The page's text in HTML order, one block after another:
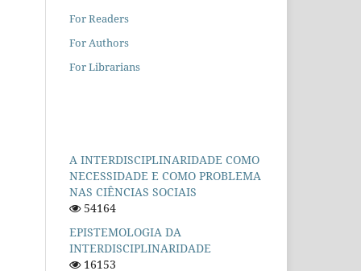
For Readers
For Authors
For Librarians
A INTERDISCIPLINARIDADE COMO
NECESSIDADE E COMO PROBLEMA
NAS CIÊNCIAS SOCIAIS
54164
EPISTEMOLOGIA DA
INTERDISCIPLINARIDADE
16153